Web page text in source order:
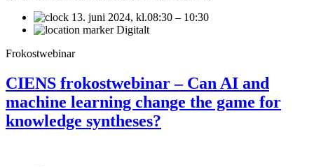
13. juni 2024, kl.08:30 – 10:30
Digitalt
Frokostwebinar
CIENS frokostwebinar – Can AI and
machine learning change the game for
knowledge syntheses?